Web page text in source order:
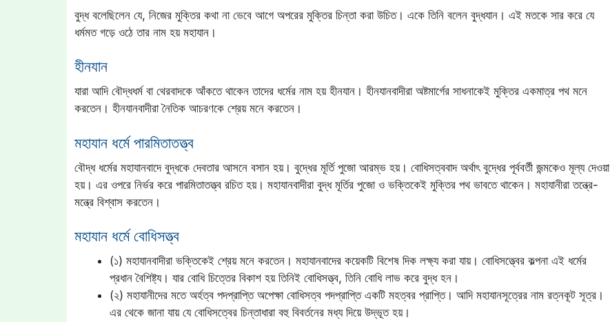
বুদ্ধ বলেছিলেন যে, নিজের মুক্তির কথা না ভেবে আগে অপরের মুক্তির চিন্তা করা উচিত। একে তিনি বলেন বুদ্ধযান। এই মতকে সার করে যে
ধর্মমত গড়ে ওঠে তার নাম হয় মহাযান।
হীনযান
যারা আদি বৌদ্ধধর্ম বা থেরবাদকে আঁকতে থাকেন তাদের ধর্মের নাম হয় হীনযান। হীনযানবাদীরা অষ্টমার্গের সাধনাকেই মুক্তির একমাত্র পথ মনে
করতেন। হীনযানবাদীরা নৈতিক আচরণকে শ্রেয় মনে করতেন।
মহাযান ধর্মে পারমিতাতত্ত্ব
বৌদ্ধ ধর্মের মহাযানবাদে বুদ্ধকে দেবতার আসনে বসান হয়। বুদ্ধের মূর্তি পুজো আরম্ভ হয়। বোধিসত্ববাদ অর্থাৎ বুদ্ধের পূর্ববর্তী জন্মকেও মূল্য দেওয়া
হয়। এর ওপরে নির্ভর করে পারমিতাতত্ত্ব রচিত হয়। মহাযানবাদীরা বুদ্ধ মূর্তির পুজো ও ভক্তিকেই মুক্তির পথ ভাবতে থাকেন। মহাযানীরা তন্ত্রে-
মন্ত্রে বিশ্বাস করতেন।
মহাযান ধর্মে বোধিসত্ত্ব
(১) মহাযানবাদীরা ভক্তিকেই শ্রেয় মনে করতেন। মহাযানবাদের কয়েকটি বিশেষ দিক লক্ষ্য করা যায়। বোধিসত্ত্বের কল্পনা এই ধর্মের
প্রধান বৈশিষ্ট্য। যার বোধি চিত্তের বিকাশ হয় তিনিই বোধিসত্ত্ব, তিনি বোধি লাভ করে বুদ্ধ হন।
(২) মহাযানীদের মতে অর্হত্ব পদপ্রাপ্তি অপেক্ষা বোধিসত্ব পদপ্রাপ্তি একটি মহত্বর প্রাপ্তি। আদি মহাযানসূত্রের নাম রত্নকূট সূত্র।
এর থেকে জানা যায় যে বোধিসত্বের চিন্তাধারা বহু বিবর্তনের মধ্য দিয়ে উদ্ভূত হয়।